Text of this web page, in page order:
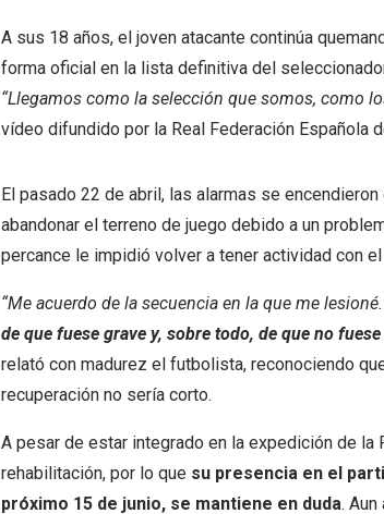
A sus 18 años, el joven atacante continúa
forma oficial en la lista definitiva del
“Llegamos como la selección que somos, como
vídeo difundido por la Real Federación Española
El pasado 22 de abril, las alarmas se
abandonar el terreno de juego debido a un
percance le impidió volver a tener actividad con
“Me acuerdo de la secuencia en la que me lesioné.
de que fuese grave y, sobre todo, de que no
relató con madurez el futbolista, reconociendo
recuperación no sería corto.
A pesar de estar integrado en la expedición de la
rehabilitación, por lo que su presencia en el
próximo 15 de junio, se mantiene en duda.